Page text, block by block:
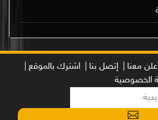
معنا | إتصل بنا |
اشترك بالموقع |
الخصوصية